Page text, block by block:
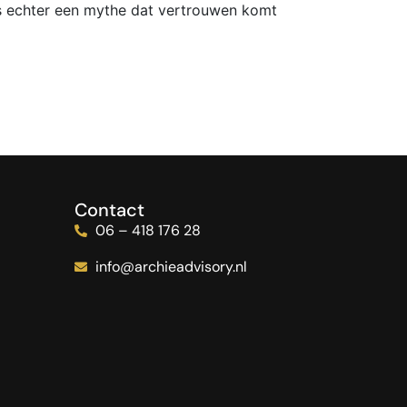
een mythe dat vertrouwen komt
Contact
06 – 418 176 28
info@archieadvisory.nl